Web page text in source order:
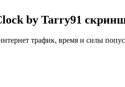
by Tarry91
трафик, время и силы